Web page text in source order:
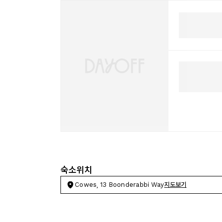
숙소위치
Cowes, 13 Boonderabbi Way지도보기